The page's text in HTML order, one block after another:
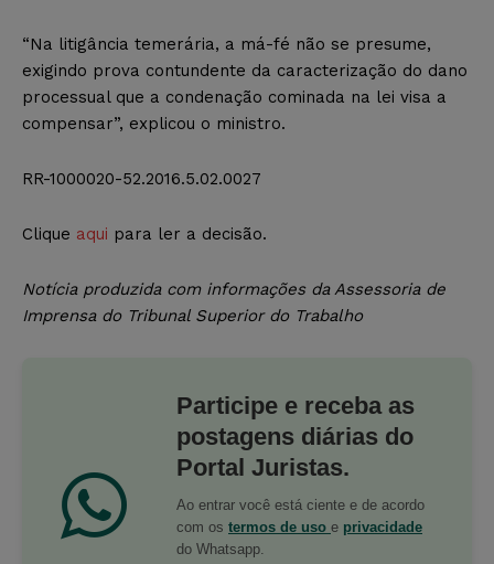
“Na litigância temerária, a má-fé não se presume,
exigindo prova contundente da caracterização do dano
processual que a condenação cominada na lei visa a
compensar”, explicou o ministro.
RR-1000020-52.2016.5.02.0027
Clique aqui para ler a decisão.
Notícia produzida com informações da Assessoria de
Imprensa do Tribunal Superior do Trabalho
Participe e receba as
postagens diárias do
Portal Juristas.
Ao entrar você está ciente e de acordo
com os termos de uso e privacidade
do Whatsapp.